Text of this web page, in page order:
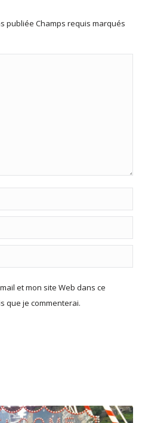
publiée Champs requis marqués
et mon site Web dans ce
que je commenterai.